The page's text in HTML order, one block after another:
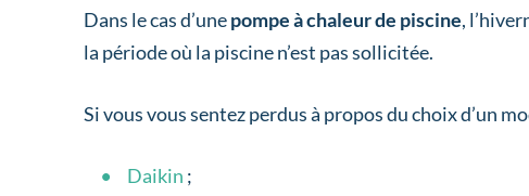
Dans le cas d’unepompe à chaleur de piscine,
la période où la piscine n’est pas sollicitée.
Si vous vous sentez perdus à propos du choix d’un
Daikin ;